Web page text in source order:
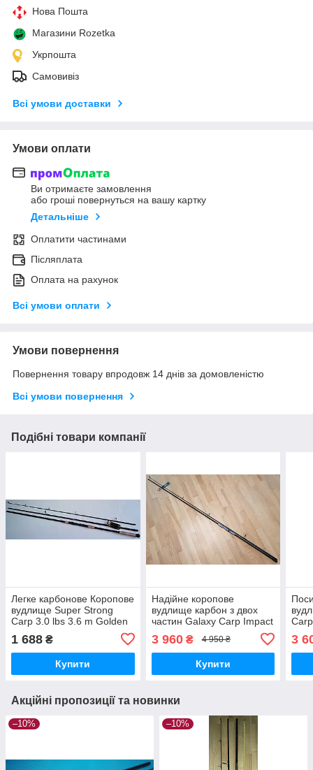
Нова Пошта
Магазини Rozetka
Укрпошта
Самовивіз
Всі умови доставки
Умови оплати
Ви отримаєте замовлення
або гроші повернуться на вашу картку
Детальніше
Оплатити частинами
Післяплата
Оплата на рахунок
Всі умови оплати
Умови повернення
Повернення товару впродовж 14 днів за домовленістю
Всі умови повернення
Подібні товари компанії
Легке карбонове Коропове
вудлище Super Strong
Carp 3.0 lbs 3.6 m Golden
1 688 ₴
Купити
Надійне коропове
вудлище карбон з двох
частин Galaxy Carp Impact
XT 390 см (3,5 lbs) Salmo
3 960₴ 4 950 ₴
Купити
3
Акційні пропозиції та новинки
–10% –10%